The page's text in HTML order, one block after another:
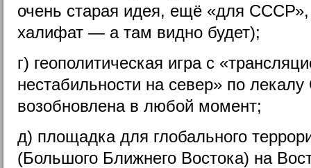
очень старая идея, ещё «для
халифат — а там видно будет);
г) геополитическая игра с
нестабильности на север» по
возобновлена в любой момент;
д) площадка для глобального
(Большого Ближнего Востока) на